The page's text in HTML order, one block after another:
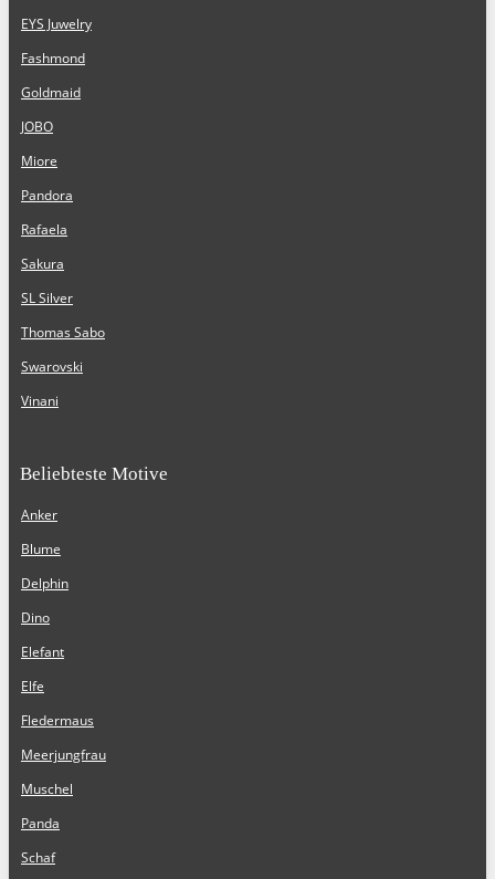
EYS Juwelry
Fashmond
Goldmaid
JOBO
Miore
Pandora
Rafaela
Sakura
SL Silver
Thomas Sabo
Swarovski
Vinani
Beliebteste Motive
Anker
Blume
Delphin
Dino
Elefant
Elfe
Fledermaus
Meerjungfrau
Muschel
Panda
Schaf